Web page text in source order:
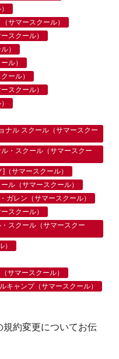
サマースクール）
スクール）
）
ル）
ール）
スクール）
ナル スクール（サマースクー
・スクール（サマースクー
サマースクール）
ル（サマースクール）
ガレン（サマースクール）
スクール）
スクール（サマースクー
サマースクール）
キャンプ（サマースクール）
約変更についてお伝